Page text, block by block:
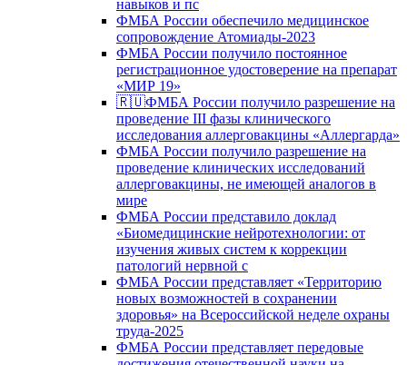
навыков и пс
ФМБА России обеспечило медицинское
сопровождение Атомиады-2023
ФМБА России получило постоянное
регистрационное удостоверение на препарат
«МИР 19»
🇷🇺ФМБА России получило разрешение на
проведение III фазы клинического
исследования аллерговакцины «Аллергарда»
ФМБА России получило разрешение на
проведение клинических исследований
аллерговакцины, не имеющей аналогов в
мире
ФМБА России представило доклад
«Биомедицинские нейротехнологии: от
изучения живых систем к коррекции
патологий нервной с
ФМБА России представляет «Территорию
новых возможностей в сохранении
здоровья» на Всероссийской неделе охраны
труда-2025
ФМБА России представляет передовые